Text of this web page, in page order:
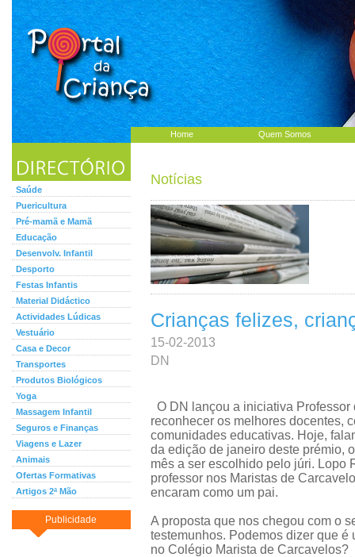
Home Quem Somos
Saúde
Puericultura
Pré-mamã e Mamã
Educação
Desenvolv. Infantil
Desporto
Festas Infantis
Material Didáctico
Actividades Lúdicas
Vestuário
Casa e Decor
Transportes
Produtos Biológicos
Yoga
Massagem Infantil
Seguros e Finanças
Viagens e Lazer
Animais
Ofertas Formativas
Artigos 2ª Mão
Publicidade
Notícias
Crianças felizes,
15-02-2013
DN
O DN lançou a iniciativa Professor
reconhecer os melhores docentes,
comunidades educativas. Hoje,
da edição de janeiro deste prémio,
mês a ser escolhido pelo júri. Lopo
professor nos Maristas de
encaram como um pai.
A proposta que nos chegou com o
testemunhos. Podemos dizer que é
no Colégio Marista de Carcavelos?